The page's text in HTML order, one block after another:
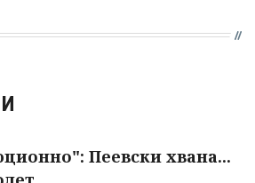
Пеевски хвана...